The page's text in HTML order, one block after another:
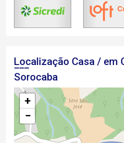
Localização Casa / em
Sorocaba
+
−